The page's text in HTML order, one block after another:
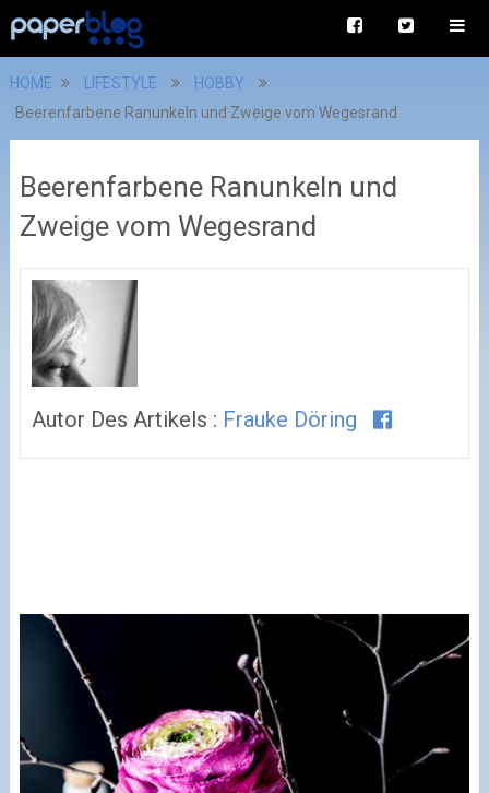
HOME LIFESTYLE
HOBBY
Beerenfarbene Ranunkeln und Zweige vom Wegesrand
Beerenfarbene Ranunkeln und
Zweige vom Wegesrand
Autor Des Artikels : Frauke Döring